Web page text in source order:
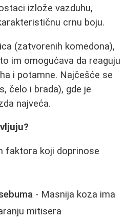
izlože vazduhu,
crnu boju.
(zatvorenih komedona),
im omogućava da reaguju
i potamne. Najčešće se
čelo i brada), gde je
najveća.
faktora koji doprinose
- Masnija koza ima
mitisera